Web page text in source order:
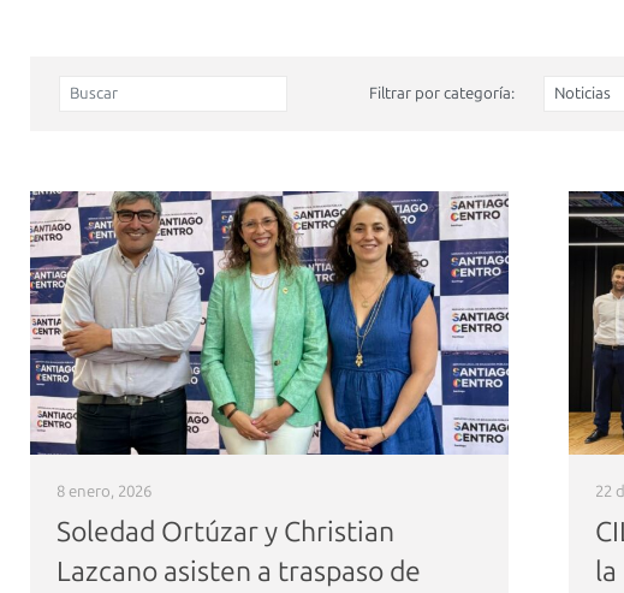
Filtrar por categoría:
8 enero, 2026
Soledad Ortúzar y Christian
Lazcano asisten a traspaso de
22